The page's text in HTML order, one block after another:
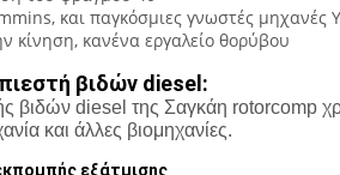
και παγκόσμιες γνωστές μηχανές
κίνηση, κανένα εργαλείο θορύβου
βιδών diesel:
βιδών diesel της Σαγκάη rotorcomp
και άλλες βιομηχανίες.
εξάτμισης